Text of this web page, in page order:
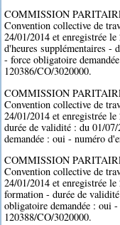
COMMISSION
Convention collective de
24/01/2014 et enregistrée
d'heures supplémentaires -
- force obligatoire
120386/CO/3020000.
COMMISSION
Convention collective de
24/01/2014 et enregistrée
durée de validité : du 01/
demandée : oui - numéro
COMMISSION
Convention collective de
24/01/2014 et enregistrée
formation - durée de
obligatoire demandée : oui
120388/CO/3020000.